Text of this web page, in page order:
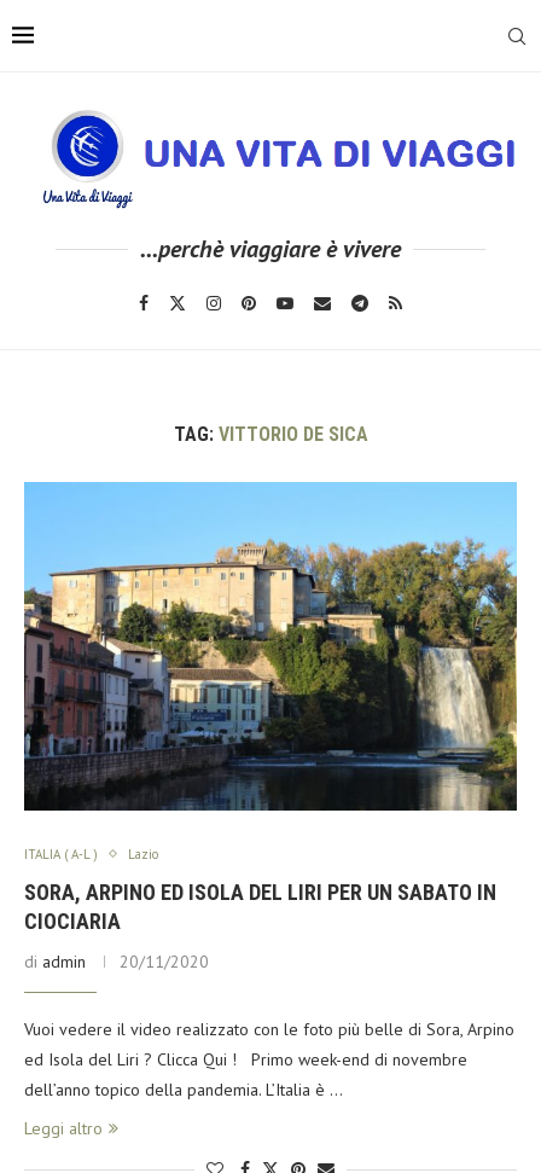
...perchè viaggiare è vivere
TAG: VITTORIO DE SICA
ITALIA ( A-L ) Lazio
SORA, ARPINO ED ISOLA DEL LIRI PER UN SABATO IN
CIOCIARIA
di admin 20/11/2020
Vuoi vedere il video realizzato con le foto più belle di Sora, Arpino
ed Isola del Liri ? Clicca Qui ! Primo week-end di novembre
dell’anno topico della pandemia. L’Italia è …
Leggi altro